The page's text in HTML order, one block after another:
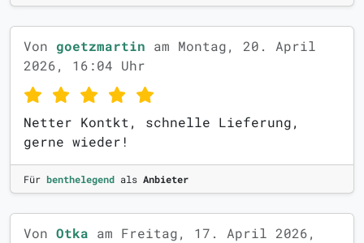
Von goetzmartin am Montag, 20. April
2026, 16:04 Uhr
Netter Kontkt, schnelle Lieferung,
gerne wieder!
Für benthelegend als Anbieter
Von Otka am Freitag, 17. April 2026,